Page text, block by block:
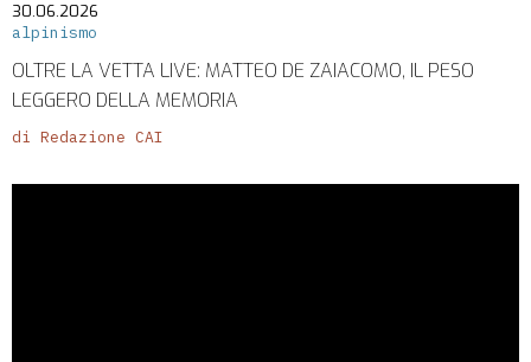
30.06.2026
alpinismo
OLTRE LA VETTA LIVE: MATTEO DE ZAIACOMO, IL PESO
LEGGERO DELLA MEMORIA
di Redazione CAI